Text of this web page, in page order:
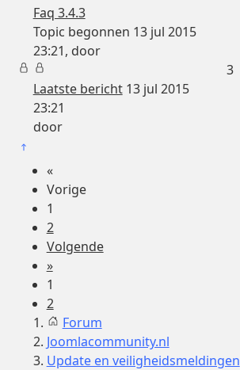
Faq 3.4.3
Topic begonnen 13 jul 2015
23:21, door
Laatste bericht13 jul 2015
23:21
door
3
«
Vorige
1
2
Volgende
»
1
2
Forum
Joomlacommunity.nl
Update en veiligheidsmeldingen